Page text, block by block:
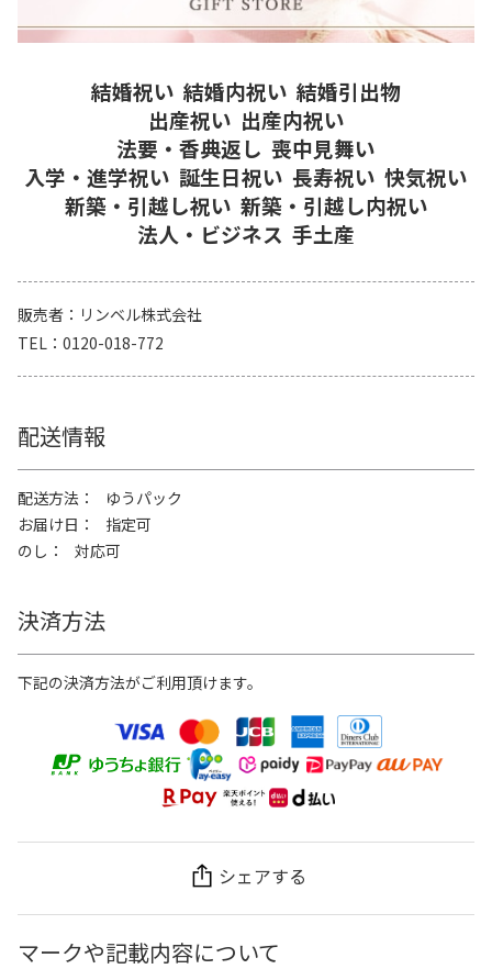
結婚祝い 結婚内祝い 結婚引出物
出産祝い 出産内祝い
法要・香典返し 喪中見舞い
入学・進学祝い 誕生日祝い 長寿祝い 快気祝い
新築・引越し祝い 新築・引越し内祝い
法人・ビジネス 手土産
販売者
リンベル株式会社
TEL
0120-018-772
配送情報
配送方法
ゆうパック
お届け日
指定可
のし
対応可
決済方法
下記の決済方法がご利用頂けます。
シェアする
マークや記載内容について